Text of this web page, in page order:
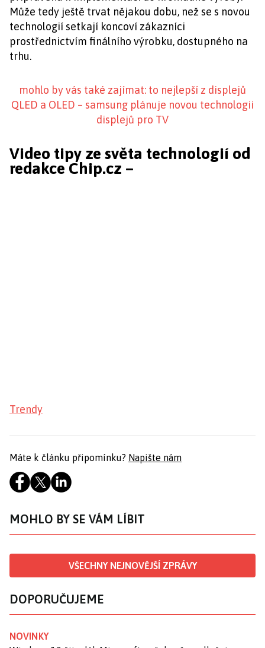
Může tedy ještě trvat nějakou dobu, než se s novou
technologií setkají koncoví zákazníci
prostřednictvím finálního výrobku, dostupného na
trhu.
mohlo by vás také zajímat: to nejlepší z displejů
QLED a OLED – samsung plánuje novou technologii
displejů pro TV
Video tipy ze světa technologií od
redakce Chip.cz –
Trendy
Máte k článku připomínku? Napište nám
MOHLO BY SE VÁM LÍBIT
VŠECHNY NEJNOVĚJŠÍ ZPRÁVY
DOPORUČUJEME
NOVINKY